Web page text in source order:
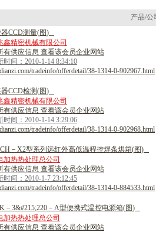
产品/公
器CCD测量(图)
鑫精密机械有限公司
有供应信息 查看该会员企业网站
时间：2010-1-14 8:34:10
tradeinfo/offerdetail/38-1314-0-902967.html
器CCD检测(图)
鑫精密机械有限公司
有供应信息 查看该会员企业网站
时间：2010-1-14 3:29:06
tradeinfo/offerdetail/38-1314-0-902968.html
CH － X2型系列 远红外高低温程控焊条烘箱(图)
加热热处理总公司
有供应信息 查看该会员企业网站
时间：2010-1-7 23:12:45
tradeinfo/offerdetail/38-1314-0-884533.html
K － 3&#215;220 － A型便携式温控电源箱(图)
加热热处理总公司
有供应信息 查看该会员企业网站